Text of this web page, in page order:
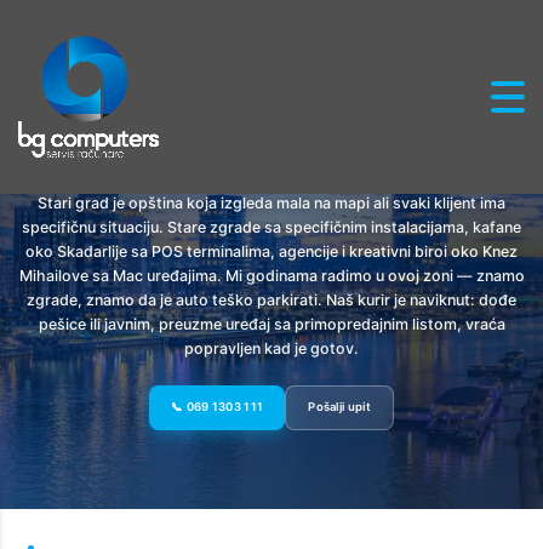
Servis računara Stari grad — Dorćol, Dunavska,
Stari grad je opština koja izgleda mala na mapi ali svaki klijent ima
specifičnu situaciju. Stare zgrade sa specifičnim instalacijama, kafane
oko Skadarlije sa POS terminalima, agencije i kreativni biroi oko Knez
Mihailove sa Mac uređajima. Mi godinama radimo u ovoj zoni — znamo
zgrade, znamo da je auto teško parkirati. Naš kurir je naviknut: dođe
pešice ili javnim, preuzme uređaj sa primopredajnim listom, vraća
popravljen kad je gotov.
📞 069 1303 111 Pošalji upit